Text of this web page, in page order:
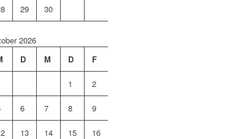
29 30
2026
D M D F
1 2
6 7 8 9
13 14 15 16